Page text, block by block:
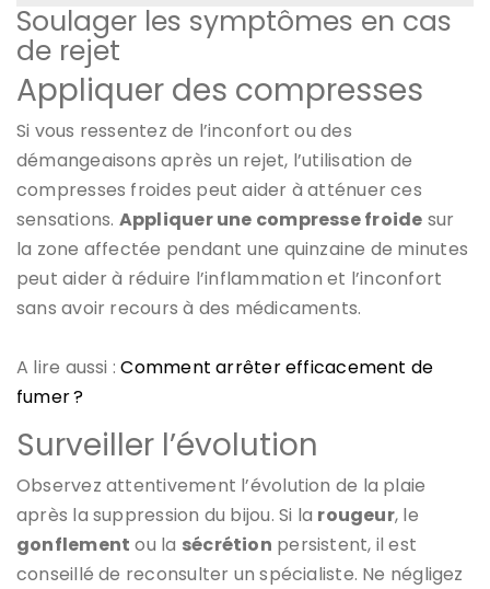
Soulager les symptômes en cas
de rejet
Appliquer des compresses
Si vous ressentez de l’inconfort ou des
démangeaisons après un rejet, l’utilisation de
compresses froides peut aider à atténuer ces
sensations. Appliquer une compresse froide sur
la zone affectée pendant une quinzaine de minutes
peut aider à réduire l’inflammation et l’inconfort
sans avoir recours à des médicaments.
A lire aussi :Comment arrêter efficacement de
fumer ?
Surveiller l’évolution
Observez attentivement l’évolution de la plaie
après la suppression du bijou. Si la rougeur, le
gonflement ou la sécrétion persistent, il est
conseillé de reconsulter un spécialiste. Ne négligez